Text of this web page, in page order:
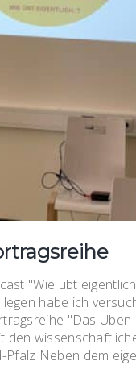
"Wie übt
habe ich
"Das
den
Neben dem